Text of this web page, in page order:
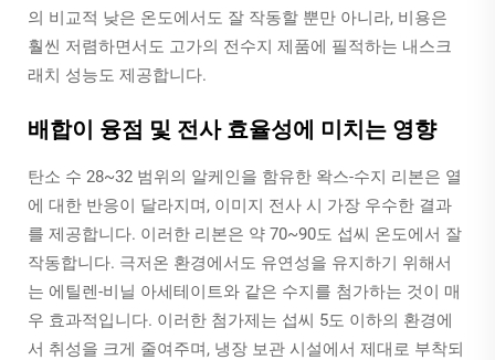
의 비교적 낮은 온도에서도 잘 작동할 뿐만 아니라, 비용은
훨씬 저렴하면서도 고가의 전수지 제품에 필적하는 내스크
래치 성능도 제공합니다.
배합이 융점 및 전사 효율성에 미치는 영향
탄소 수 28~32 범위의 알케인을 함유한 왁스-수지 리본은 열
에 대한 반응이 달라지며, 이미지 전사 시 가장 우수한 결과
를 제공합니다. 이러한 리본은 약 70~90도 섭씨 온도에서 잘
작동합니다. 극저온 환경에서도 유연성을 유지하기 위해서
는 에틸렌-비닐 아세테이트와 같은 수지를 첨가하는 것이 매
우 효과적입니다. 이러한 첨가제는 섭씨 5도 이하의 환경에
서 취성을 크게 줄여주며, 냉장 보관 시설에서 제대로 부착되